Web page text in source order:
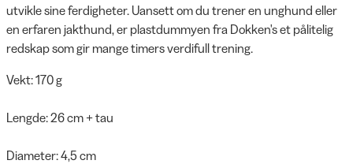
utvikle sine ferdigheter. Uansett om du trener en unghund eller
en erfaren jakthund, er plastdummyen fra Dokken's et pålitelig
redskap som gir mange timers verdifull trening.
Vekt: 170 g
Lengde: 26 cm + tau
Diameter: 4,5 cm